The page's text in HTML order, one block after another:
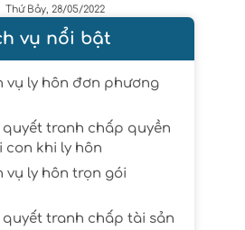
Thứ Bảy, 28/05/2022
vụ nổi bật
vụ ly hôn đơn phương
quyết tranh chấp quyền
con khi ly hôn
vụ ly hôn trọn gói
quyết tranh chấp tài sản